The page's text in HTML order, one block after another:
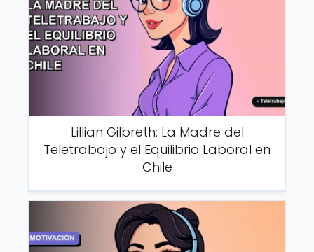
Lillian Gilbreth: La Madre del
Teletrabajo y el Equilibrio Laboral en
Chile